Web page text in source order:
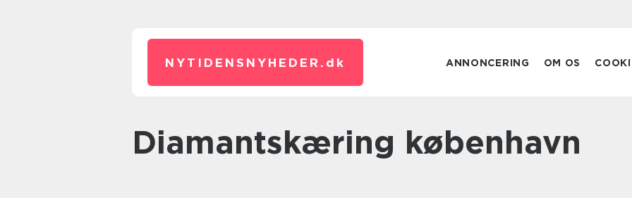
NYTIDENSNYHEDER. dk ANNONCERING OM OS
diamantskæring københavn